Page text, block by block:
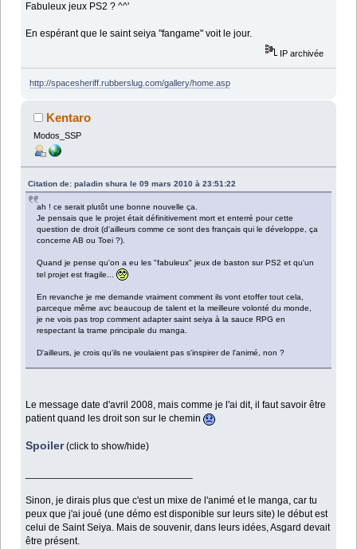
Fabuleux jeux PS2 ? ^^'
En espérant que le saint seiya "fangame" voit le jour.
IP archivée
http://spacesheriff.rubberslug.com/gallery/home.asp
Kentaro
Modos_SSP
Citation de: paladin shura le 09 mars 2010 à 23:51:22
ah ! ce serait plutôt une bonne nouvelle ça.
Je pensais que le projet était définitivement mort et enterré pour cette
question de droit (d'ailleurs comme ce sont des français qui le développe, ça
concerne AB ou Toei ?).
Quand je pense qu'on a eu les "fabuleux" jeux de baston sur PS2 et qu'un
tel projet est fragile...
En revanche je me demande vraiment comment ils vont etoffer tout cela,
parceque même avc beaucoup de talent et la meilleure volonté du monde,
je ne vois pas trop comment adapter saint seiya à la sauce RPG en
respectant la trame principale du manga.
D'ailleurs, je crois qu'ils ne voulaient pas s'inspirer de l'animé, non ?
Le message date d'avril 2008, mais comme je l'ai dit, il faut savoir être
patient quand les droit son sur le chemin
Spoiler(click to show/hide)
Sinon, je dirais plus que c'est un mixe de l'animé et le manga, car tu
peux que j'ai joué (une démo est disponible sur leurs site) le début est
celui de Saint Seiya. Mais de souvenir, dans leurs idées, Asgard devait
être présent.